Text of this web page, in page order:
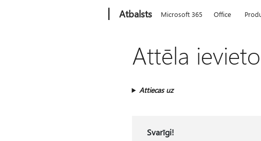
Atbalsts Microsoft 365 Office
Attēla
Attiecas uz
Svarīgi!